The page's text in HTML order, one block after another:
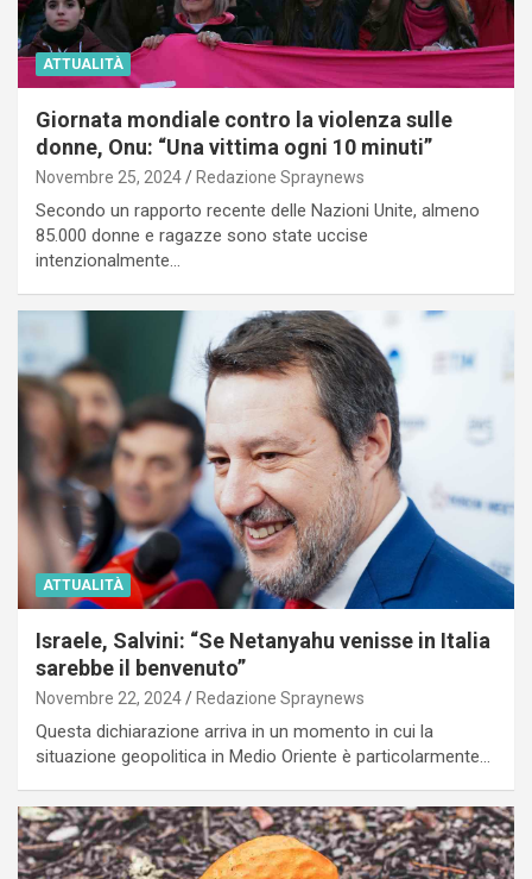
ATTUALITÀ
Giornata mondiale contro la violenza sulle
donne, Onu: “Una vittima ogni 10 minuti”
Novembre 25, 2024 Redazione Spraynews
Secondo un rapporto recente delle Nazioni Unite, almeno
85.000 donne e ragazze sono state uccise
intenzionalmente…
ATTUALITÀ
Israele, Salvini: “Se Netanyahu venisse in Italia
sarebbe il benvenuto”
Novembre 22, 2024 Redazione Spraynews
Questa dichiarazione arriva in un momento in cui la
situazione geopolitica in Medio Oriente è particolarmente…